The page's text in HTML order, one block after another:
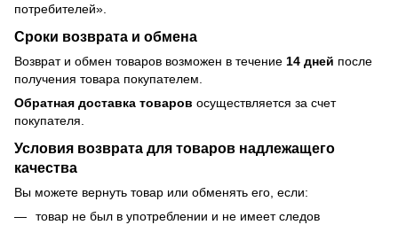
потребителей».
Сроки возврата и обмена
Возврат и обмен товаров возможен в течение 14 дней после
получения товара покупателем.
Обратная доставка товаров осуществляется за счет
покупателя.
Условия возврата для товаров надлежащего
качества
Вы можете вернуть товар или обменять его, если:
товар не был в употреблении и не имеет следов